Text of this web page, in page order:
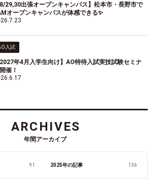
8/29,30出張オープンキャンパス】松本市・長野市で
オープンキャンパスが体感できる✨
入試
2027年4月入学生向け】AO特待入試実技試験セミナ
催！
ARCHIVES
年間アーカイブ
91 2025年の記事 136